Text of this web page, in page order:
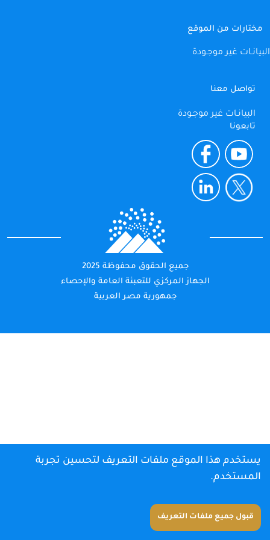
مختارات من الموقع
البيانـات غير موجـودة
تواصل معنا
البيانـات غير موجـودة
تابعونا
جميع الحقوق محفوظة 2025
الجهاز المركزي للتعبئة العامة والإحصاء
جمهورية مصر العربية
يستخدم هذا الموقع ملفات التعريف لتحسين تجربة
المستخدم.
قبول جميع ملفات التعريف